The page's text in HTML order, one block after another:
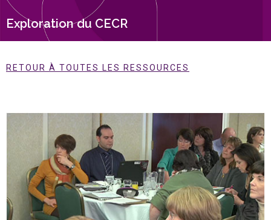
langue
Exploration du CECR
RETOUR À TOUTES LES RESSOURCES